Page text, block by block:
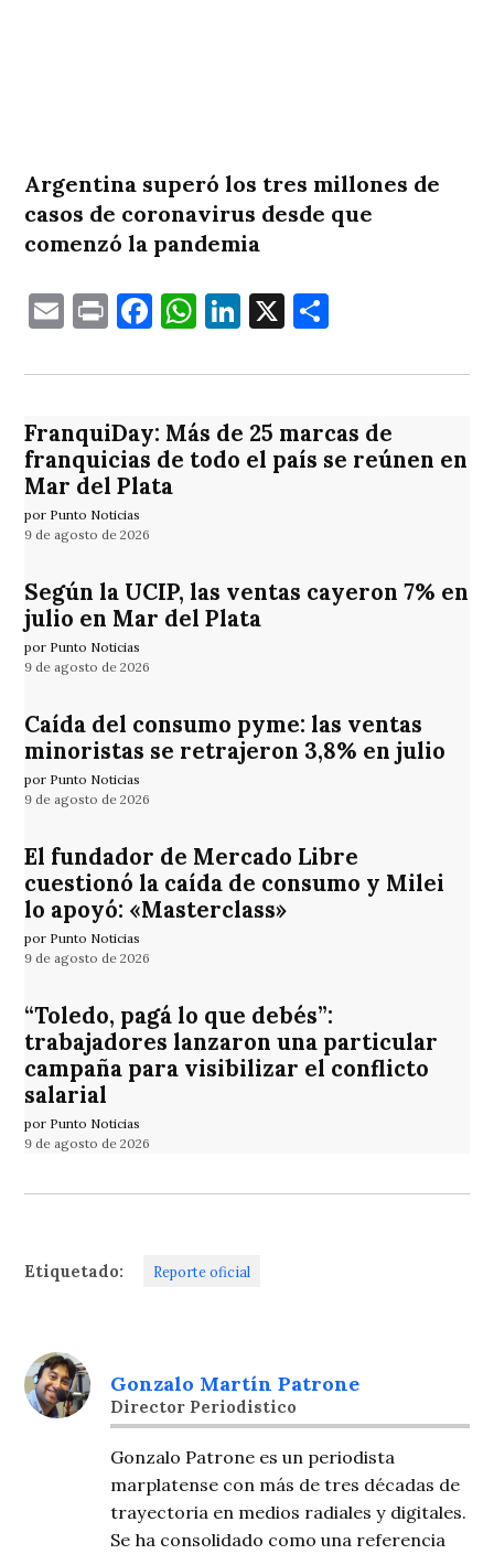
Argentina superó los tres millones de
casos de coronavirus desde que
comenzó la pandemia
EmailPrintFacebook
WhatsApp
LinkedIn
X
FranquiDay: Más de 25 marcas de
franquicias de todo el país se reúnen en
Mar del Plata
por Punto Noticias
9 de agosto de 2026
Según la UCIP, las ventas cayeron 7% en
julio en Mar del Plata
por Punto Noticias
9 de agosto de 2026
Caída del consumo pyme: las ventas
minoristas se retrajeron 3,8% en julio
por Punto Noticias
9 de agosto de 2026
El fundador de Mercado Libre
cuestionó la caída de consumo y Milei
lo apoyó: «Masterclass»
por Punto Noticias
9 de agosto de 2026
“Toledo, pagá lo que debés”:
trabajadores lanzaron una particular
campaña para visibilizar el conflicto
salarial
por Punto Noticias
9 de agosto de 2026
Etiquetado: Reporte oficial
Gonzalo Martín Patrone
Director Periodistico
Gonzalo Patrone es un periodista
marplatense con más de tres décadas de
trayectoria en medios radiales y digitales.
Se ha consolidado como una referencia